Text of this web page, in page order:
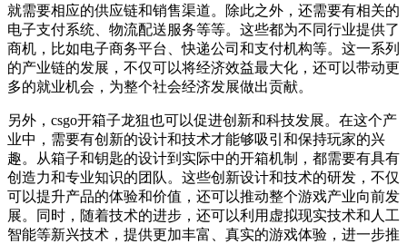
就需要相应的供应链和销售渠道。除此之外，还需要有相关的
电子支付系统、物流配送服务等等。这些都为不同行业提供了
商机，比如电子商务平台、快递公司和支付机构等。这一系列
的产业链的发展，不仅可以将经济效益最大化，还可以带动更
多的就业机会，为整个社会经济发展做出贡献。
另外，csgo开箱子龙狙也可以促进创新和科技发展。在这个产
业中，需要有创新的设计和技术才能够吸引和保持玩家的兴
趣。从箱子和钥匙的设计到实际中的开箱机制，都需要有具有
创造力和专业知识的团队。这些创新设计和技术的研发，不仅
可以提升产品的体验和价值，还可以推动整个游戏产业向前发
展。同时，随着技术的进步，还可以利用虚拟现实技术和人工
智能等新兴技术，提供更加丰富、真实的游戏体验，进一步推